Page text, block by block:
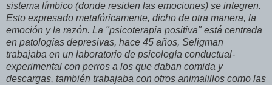
sistema límbico (donde residen las emociones) se integren.
Esto expresado metafóricamente, dicho de otra manera, la
emoción y la razón. La "psicoterapia positiva" está centrada
en patologías depresivas, hace 45 años, Seligman
trabajaba en un laboratorio de psicología conductual-
experimental con perros a los que daban comida y
descargas, también trabajaba con otros animalillos como las